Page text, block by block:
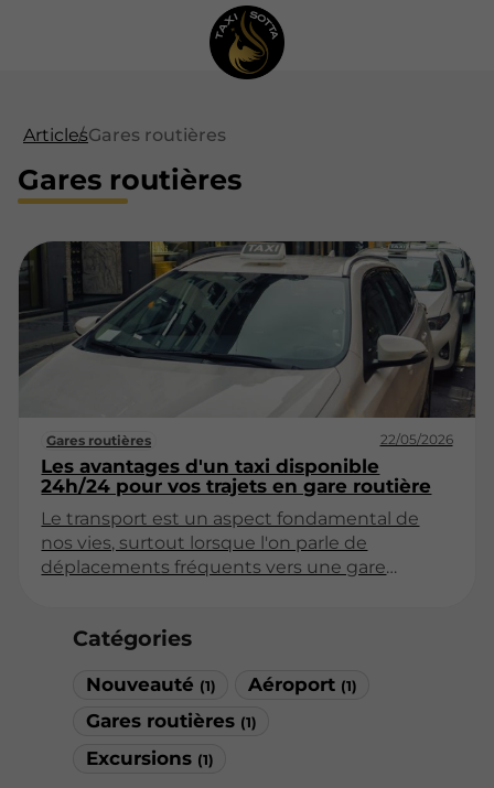
Catégories
Nouveauté (1) Aéroport (1)
Gares routières (1)
Excursions (1)
ArticlesGares routières
Gares routières
Gares routières 22/05/2026
Les avantages d'un taxi disponible
24h/24 pour vos trajets en gare routière
Le transport est un aspect fondamental de
nos vies, surtout lorsque l'on parle de
déplacements fréquents vers une gare
transformer votre expérience de voyage. Cet
accès à un service de taxi constant, en
mettant l'accent sur la flexibilité, la sécurité et